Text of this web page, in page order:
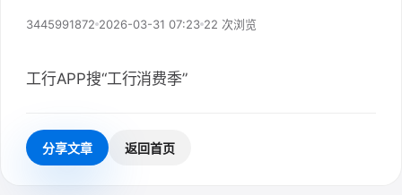
3445991872 2026-03-31 07:23 22 次浏览
工行APP搜“工行消费季”
分享文章 返回首页